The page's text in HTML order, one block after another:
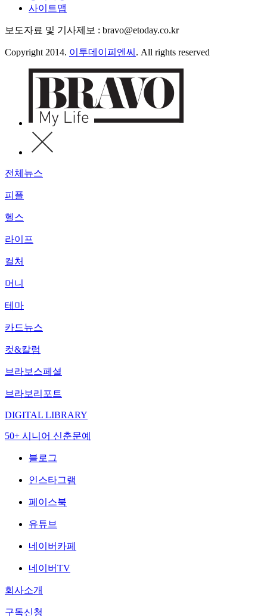
사이트맵
보도자료 및 기사제보 : bravo@etoday.co.kr
Copyright 2014. 이투데이피엔씨 . All rights reserved
전체뉴스
피플
헬스
라이프
컬처
머니
테마
카드뉴스
컷&칼럼
브라보스페셜
브라보리포트
DIGITAL LIBRARY
50+ 시니어 신춘문예
블로그
인스타그램
페이스북
유튜브
네이버카페
네이버TV
회사소개
구독신청